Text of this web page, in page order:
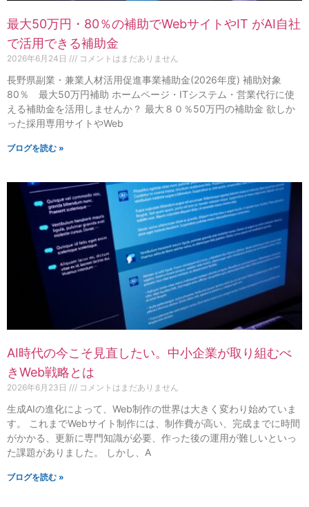
最大50万円・80％の補助でWebサイトやIT がAI自社
で活用できる補助金
2026年6月24日 コメントはまだありません
長野県副業・兼業人材活用促進事業補助金(2026年度) 補助対象
80％ 最大50万円補助 ホームページ・ITシステム・営業代行に使
える補助金を活用しませんか？ 最大８０％50万円の補助金 欲しか
った採用専用サイトやWeb
ブログを読む »
AI時代の今こそ見直したい。中小企業が取り組むべ
きWeb戦略とは
2026年6月23日 コメントはまだありません
生成AIの進化によって、Web制作の世界は大きく変わり始めていま
す。 これまでWebサイト制作には、制作費が高い、完成までに時間
がかかる、更新に専門知識が必要、作った後の運用が難しいといっ
た課題がありました。 しかし、A
ブログを読む »